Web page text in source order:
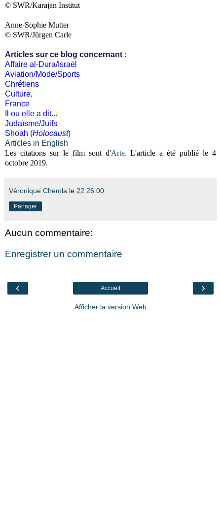
© SWR/Karajan Institut
Anne-Sophie Mutter
© SWR/Jürgen Carle
Articles sur ce blog concernant :
Affaire al-Dura/Israël
Aviation/Mode/Sports
Chrétiens
Culture,
France
Il ou elle a dit...
Judaïsme/Juifs
Shoah (Holocaust)
Articles in English
Les citations sur le film sont d'Arte. L'article a été publié le 4
octobre 2019.
Véronique Chemla le 22:26:00
Partager
Aucun commentaire:
Enregistrer un commentaire
‹ ›
Accueil
Afficher la version Web